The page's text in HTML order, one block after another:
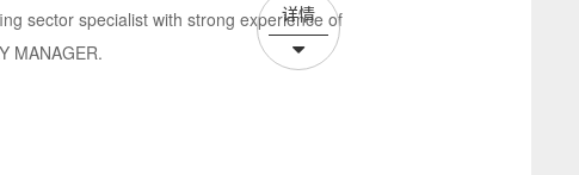
sector specialist with strong experience of
MANAGER.
详情